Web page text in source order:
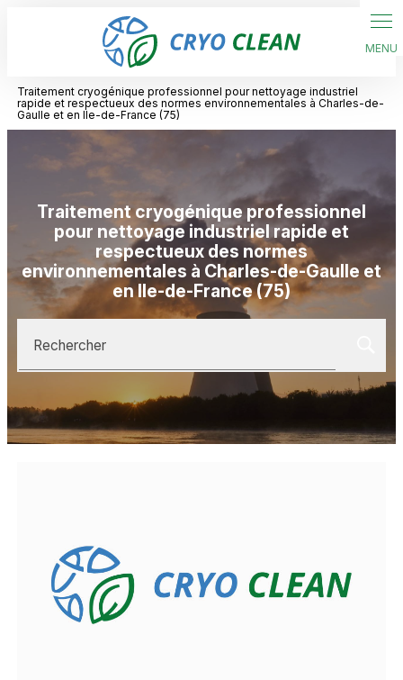
Traitement cryogénique professionnel pour nettoyage industriel
rapide et respectueux des normes environnementales à Charles-de-
Gaulle et en Ile-de-France (75)
Traitement cryogénique professionnel
pour nettoyage industriel rapide et
respectueux des normes
environnementales à Charles-de-Gaulle et
en Ile-de-France (75)
Rechercher